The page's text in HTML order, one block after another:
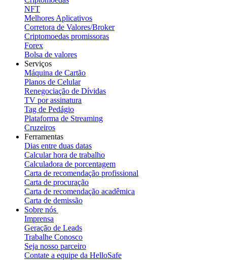
NFT
Melhores Aplicativos
Corretora de Valores/Broker
Criptomoedas promissoras
Forex
Bolsa de valores
Serviços
Máquina de Cartão
Planos de Celular
Renegociação de Dívidas
TV por assinatura
Tag de Pedágio
Plataforma de Streaming
Cruzeiros
Ferramentas
Dias entre duas datas
Calcular hora de trabalho
Calculadora de porcentagem
Carta de recomendação profissional
Carta de procuração
Carta de recomendação acadêmica
Carta de demissão
Sobre nós
Imprensa
Geração de Leads
Trabalhe Conosco
Seja nosso parceiro
Contate a equipe da HelloSafe